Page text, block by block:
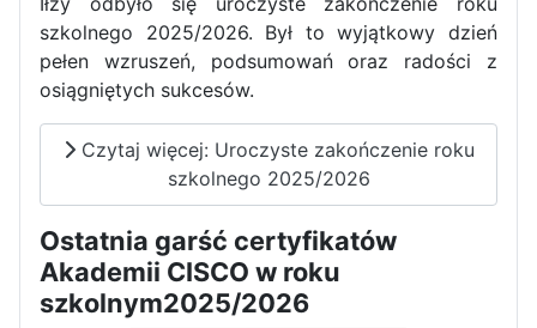
szkolnego 2025/2026. Był to wyjątkowy dzień
pełen wzruszeń, podsumowań oraz radości z
osiągniętych sukcesów.
Czytaj więcej: Uroczyste zakończenie roku
szkolnego 2025/2026
Ostatnia garść certyfikatów
Akademii CISCO w roku
szkolnym2025/2026